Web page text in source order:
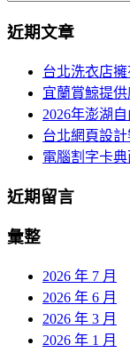
航
關
近期文章
台北洗衣店
宜蘭賞鯨提
2026年澎湖
台北網頁設
電腦割字卡
近期留言
彙整
2026 年 7 月
2026 年 6 月
2026 年 3 月
2026 年 1 月